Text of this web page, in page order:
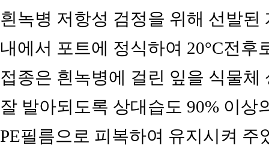
흰녹병 저항성 검정을 위해 선발
내에서 포트에 정식하여 20°C전
접종은 흰녹병에 걸린 잎을 식물
잘 발아되도록 상대습도 90% 이상
PE필름으로 피복하여 유지시켜 주